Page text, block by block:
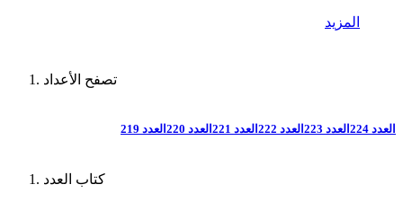
المزيد
تصفح الأعداد
العدد 224 العدد 223 العدد 222 العدد 221 العدد 220 العدد 219
كتاب العدد